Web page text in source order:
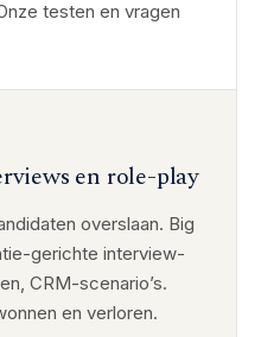
testen en vragen
en role-play
overslaan. Big
gerichte interview-
CRM-scenario’s.
en verloren.